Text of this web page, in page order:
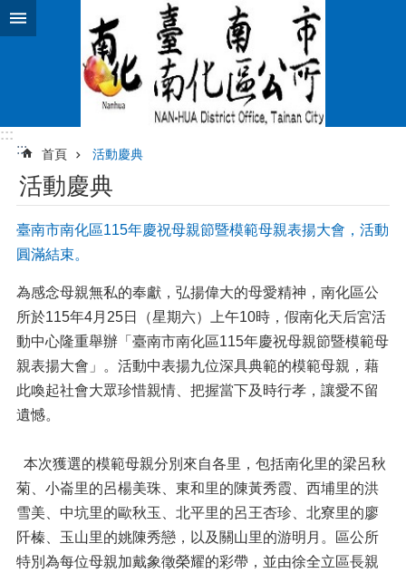
跳到主要內容區塊
:::
:::
首頁 活動慶典
活動慶典
臺南市南化區115年慶祝母親節暨模範母親表揚大會，活動
圓滿結束。
為感念母親無私的奉獻，弘揚偉大的母愛精神，南化區公
所於115年4月25日（星期六）上午10時，假南化天后宮活
動中心隆重舉辦「臺南市南化區115年慶祝母親節暨模範母
親表揚大會」。活動中表揚九位深具典範的模範母親，藉
此喚起社會大眾珍惜親情、把握當下及時行孝，讓愛不留
遺憾。
本次獲選的模範母親分別來自各里，包括南化里的梁呂秋
菊、小崙里的呂楊美珠、東和里的陳黃秀霞、西埔里的洪
雪美、中坑里的歐秋玉、北平里的呂王杏珍、北寮里的廖
阡榛、玉山里的姚陳秀戀，以及關山里的游明月。區公所
特別為每位母親加戴象徵榮耀的彩帶，並由徐全立區長親